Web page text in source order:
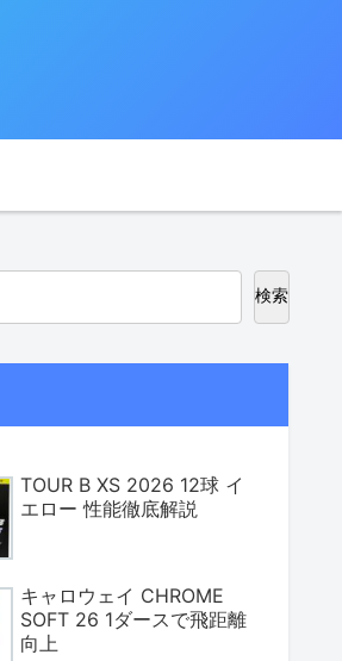
検索
TOUR B XS 2026 12球 イ
エロー 性能徹底解説
キャロウェイ CHROME
SOFT 26 1ダースで飛距離
向上